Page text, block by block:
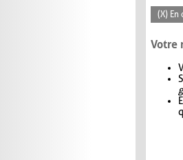
(X) En
Votre